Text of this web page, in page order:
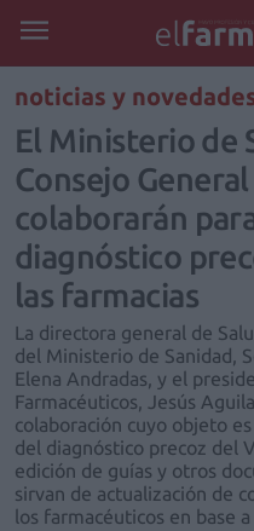
noticias y
El Ministerio de
Consejo
colaborarán
diagnóstico
las farmacias
La directora general de
del Ministerio de Sanidad,
Elena Andradas, y el
Farmacéuticos, Jesús
colaboración cuyo objeto
del diagnóstico precoz del
edición de guías y otros
sirvan de actualización de
los farmacéuticos en base